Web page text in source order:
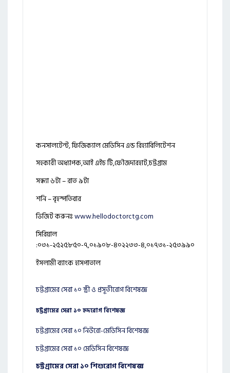
কনসালটেন্ট, ফিজিক্যাল মেডিসিন এন্ড রিহ্যাবিলিটেশন
সহকারী অধ্যাপক,আই এইচ টি,ফৌজদারহাট,চট্টগ্রাম
সন্ধ্যা ৬টা – রাত ৯টা
শনি – বৃহস্পতিবার
ভিজিট করুনঃwww.hellodoctorctg.com
সিরিয়াল
:০৩১-২৫২৫৮৫০-৭,০১৯০৮-৪০২২৩৩-৪,০১৭৩১-২৫৩৯৯০
ইসলামী ব্যাংক হাসপাতাল
চট্টগ্রামের সেরা ১০ স্ত্রী ও প্রসূতীরোগ বিশেষজ্ঞ
চট্টগ্রামের সেরা ১০ হৃদরোগ বিশেষজ্ঞ
চট্টগ্রামের সেরা ১০ নিউরো-মেডিসিন বিশেষজ্ঞ
চট্টগ্রামের সেরা ১০ মেডিসিন বিশেষজ্ঞ
চট্টগ্রামের সেরা ১০ শিশুরোগ বিশেষজ্ঞ